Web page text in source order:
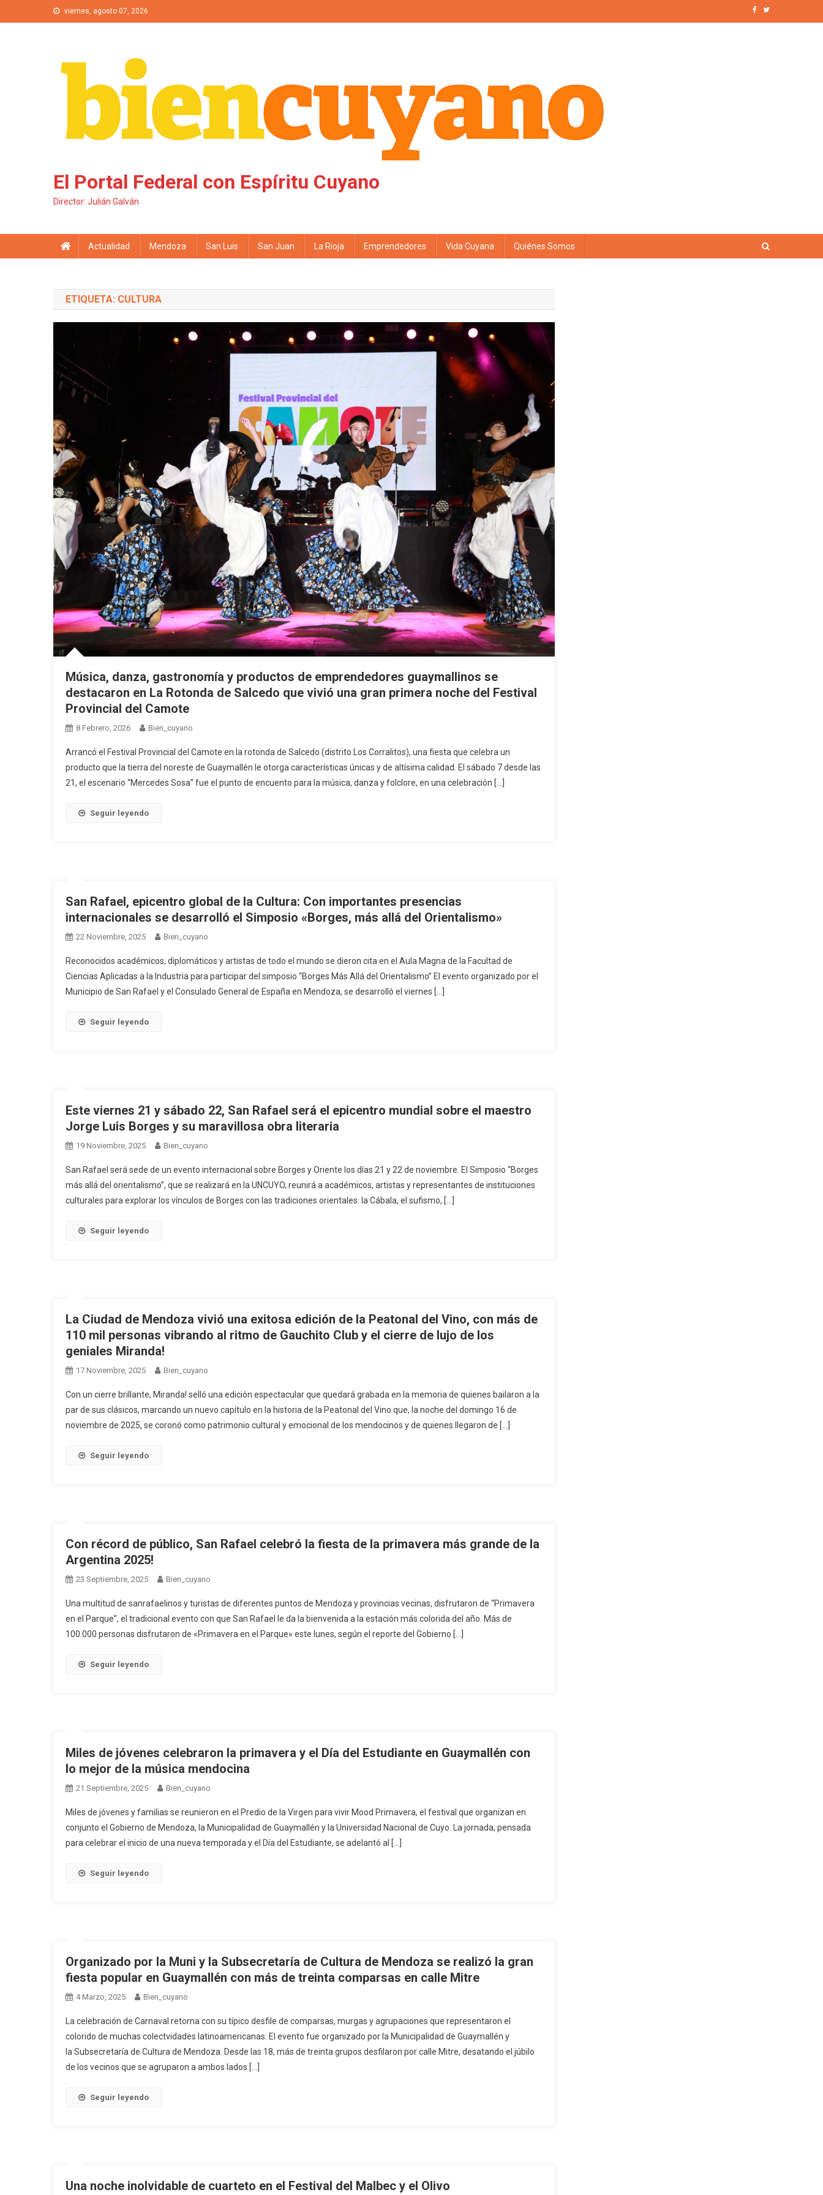
Saltar al contenidoviernes, agosto 07, 2026
El Portal Federal con Espíritu Cuyano
Director: Julián Galván
Actualidad Mendoza San Luis San Juan La Rioja Emprendedores Vida Cuyana Quiénes Somos
ETIQUETA: CULTURA
Música, danza, gastronomía y productos de emprendedores guaymallinos se
destacaron en La Rotonda de Salcedo que vivió una gran primera noche del Festival
Provincial del Camote
8 Febrero, 2026 Bien_cuyano
Arrancó el Festival Provincial del Camote en la rotonda de Salcedo (distrito Los Corralitos), una fiesta que celebra un
producto que la tierra del noreste de Guaymallén le otorga características únicas y de altísima calidad. El sábado 7 desde las
21, el escenario “Mercedes Sosa” fue el punto de encuento para la música, danza y folclore, en una celebración […]
Seguir leyendo
San Rafael, epicentro global de la Cultura: Con importantes presencias
internacionales se desarrolló el Simposio «Borges, más allá del Orientalismo»
22 Noviembre, 2025 Bien_cuyano
Reconocidos académicos, diplomáticos y artistas de todo el mundo se dieron cita en el Aula Magna de la Facultad de
Ciencias Aplicadas a la Industria para participar del simposio “Borges Más Allá del Orientalismo” El evento organizado por el
Municipio de San Rafael y el Consulado General de España en Mendoza, se desarrolló el viernes […]
Seguir leyendo
Este viernes 21 y sábado 22, San Rafael será el epicentro mundial sobre el maestro
Jorge Luis Borges y su maravillosa obra literaria
19 Noviembre, 2025 Bien_cuyano
San Rafael será sede de un evento internacional sobre Borges y Oriente los días 21 y 22 de noviembre. El Simposio “Borges
más allá del orientalismo”, que se realizará en la UNCUYO, reunirá a académicos, artistas y representantes de instituciones
culturales para explorar los vínculos de Borges con las tradiciones orientales: la Cábala, el sufismo, […]
Seguir leyendo
La Ciudad de Mendoza vivió una exitosa edición de la Peatonal del Vino, con más de
110 mil personas vibrando al ritmo de Gauchito Club y el cierre de lujo de los
geniales Miranda!
17 Noviembre, 2025 Bien_cuyano
Con un cierre brillante, Miranda! selló una edición espectacular que quedará grabada en la memoria de quienes bailaron a la
par de sus clásicos, marcando un nuevo capítulo en la historia de la Peatonal del Vino que, la noche del domingo 16 de
noviembre de 2025, se coronó como patrimonio cultural y emocional de los mendocinos y de quienes llegaron de […]
Seguir leyendo
Con récord de público, San Rafael celebró la fiesta de la primavera más grande de la
Argentina 2025!
23 Septiembre, 2025 Bien_cuyano
Una multitud de sanrafaelinos y turistas de diferentes puntos de Mendoza y provincias vecinas, disfrutaron de “Primavera
en el Parque”, el tradicional evento con que San Rafael le da la bienvenida a la estación más colorida del año. Más de
100.000 personas disfrutaron de «Primavera en el Parque» este lunes, según el reporte del Gobierno […]
Seguir leyendo
Miles de jóvenes celebraron la primavera y el Día del Estudiante en Guaymallén con
lo mejor de la música mendocina
21 Septiembre, 2025 Bien_cuyano
Miles de jóvenes y familias se reunieron en el Predio de la Virgen para vivir Mood Primavera, el festival que organizan en
conjunto el Gobierno de Mendoza, la Municipalidad de Guaymallén y la Universidad Nacional de Cuyo. La jornada, pensada
para celebrar el inicio de una nueva temporada y el Día del Estudiante, se adelantó al […]
Seguir leyendo
Organizado por la Muni y la Subsecretaría de Cultura de Mendoza se realizó la gran
fiesta popular en Guaymallén con más de treinta comparsas en calle Mitre
4 Marzo, 2025 Bien_cuyano
La celebración de Carnaval retorna con su típico desfile de comparsas, murgas y agrupaciones que representaron el
colorido de muchas colectvidades latinoamericanas. El evento fue organizado por la Municipalidad de Guaymallén y
la Subsecretaría de Cultura de Mendoza. Desde las 18, más de treinta grupos desfilaron por calle Mitre, desatando el júbilo
de los vecinos que se agruparon a ambos lados […]
Seguir leyendo
Una noche inolvidable de cuarteto en el Festival del Malbec y el Olivo